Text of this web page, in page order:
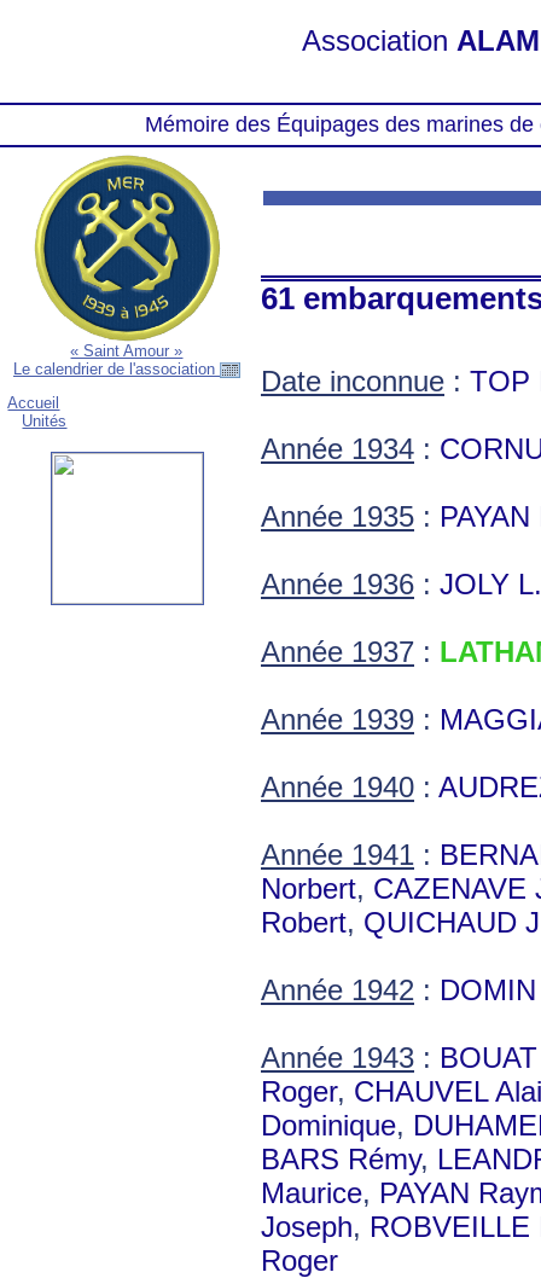
Association
Mémoire des Équipages des marines
« Saint Amour »
Le calendrier de l'association
Accueil
Unités
61
Date inconnue : TOP
Année 1934 :
Année 1935 :
Année 1936 : JOLY L.
Année 1937 :
Année 1939 :
Année 1940 :
Année 1941 :
Norbert, CAZENAVE
Robert, QUICHAUD
Année 1942 :
Année 1943 :
Roger, CHAUVEL
Dominique,
BARS Rémy,
Maurice, PAYAN
Joseph, ROBVEILLE
Roger